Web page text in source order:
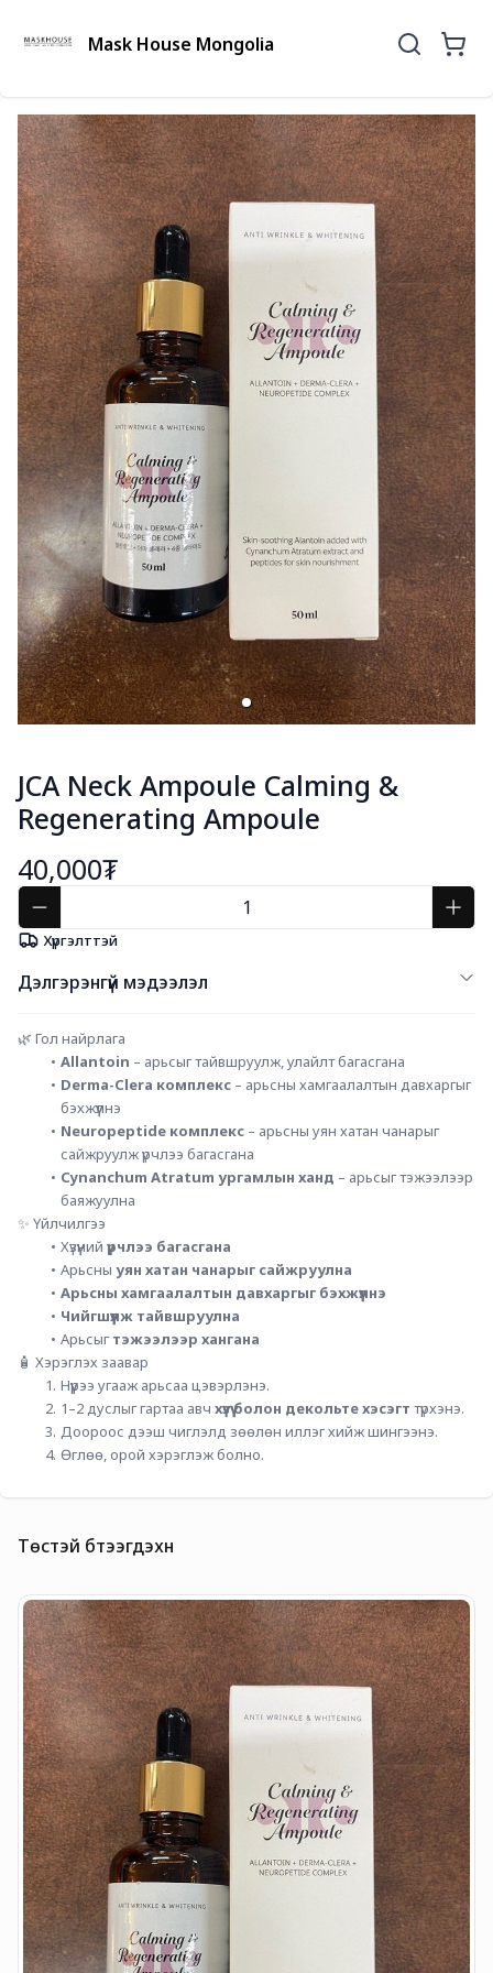
Mask House Mongolia
JCA Neck Ampoule Calming &
Regenerating Ampoule
40,000₮
Хүргэлттэй
Дэлгэрэнгүй мэдээлэл
🌿 Гол найрлага
Allantoin – арьсыг тайвшруулж, улайлт багасгана
Derma-Clera комплекс – арьсны хамгаалалтын давхаргыг
бэхжүүлнэ
Neuropeptide комплекс – арьсны уян хатан чанарыг
сайжруулж үрчлээ багасгана
Cynanchum Atratum ургамлын ханд – арьсыг тэжээлээр
баяжуулна
✨ Үйлчилгээ
Хүзүүний үрчлээ багасгана
Арьсны уян хатан чанарыг сайжруулна
Арьсны хамгаалалтын давхаргыг бэхжүүлнэ
Чийгшүүлж тайвшруулна
Арьсыг тэжээлээр хангана
🧴 Хэрэглэх заавар
Нүүрээ угааж арьсаа цэвэрлэнэ.
1–2 дуслыг гартаа авч хүзүү болон декольте хэсэгт түрхэнэ.
Доороос дээш чиглэлд зөөлөн иллэг хийж шингээнэ.
Өглөө, орой хэрэглэж болно.
Төстэй бүтээгдэхүүн